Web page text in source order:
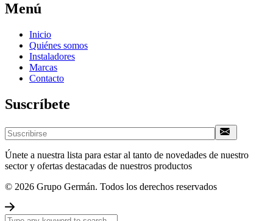
Menú
Inicio
Quiénes somos
Instaladores
Marcas
Contacto
Suscríbete
Únete a nuestra lista para estar al tanto de novedades de nuestro
sector y ofertas destacadas de nuestros productos
© 2026 Grupo Germán. Todos los derechos reservados